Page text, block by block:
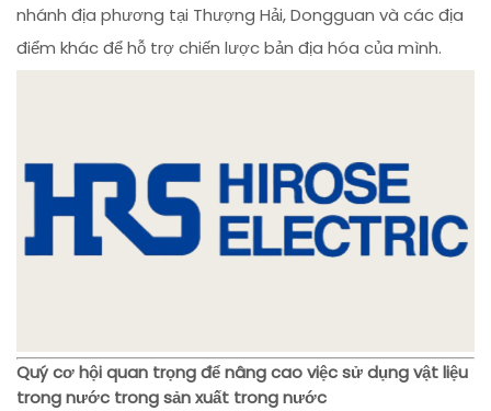
nhánh địa phương tại Thượng Hải, Dongguan và các địa
điểm khác để hỗ trợ chiến lược bản địa hóa của mình.
Quý cơ hội quan trọng để nâng cao việc sử dụng vật liệu
trong nước trong sản xuất trong nước